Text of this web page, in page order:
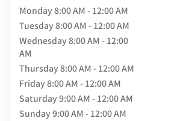
Monday8:00 AM - 12:00 AM
Tuesday8:00 AM - 12:00 AM
Wednesday8:00 AM - 12:00
AM
Thursday8:00 AM - 12:00 AM
Friday8:00 AM - 12:00 AM
Saturday9:00 AM - 12:00 AM
Sunday9:00 AM - 12:00 AM